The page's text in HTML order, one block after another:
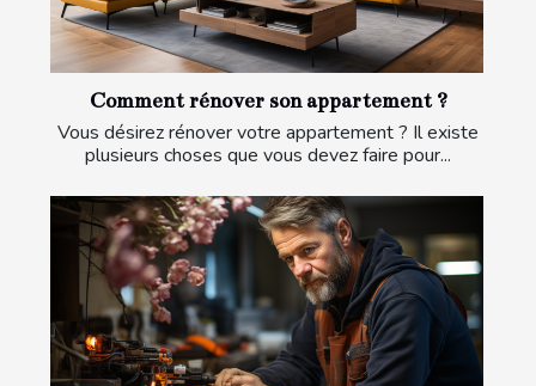
Comment rénover son appartement ?
Vous désirez rénover votre appartement ? Il existe
plusieurs choses que vous devez faire pour...